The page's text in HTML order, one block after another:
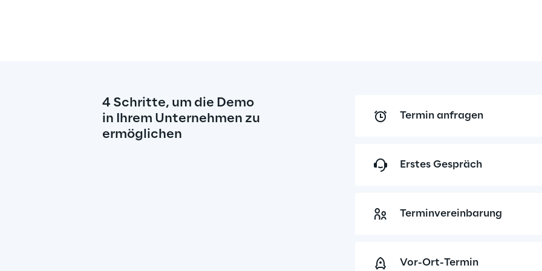
4 Schritte, um die Demo
in Ihrem Unternehmen zu
ermöglichen
Termin anfragen
Erstes Gespräch
Terminvereinbarung
Vor-Ort-Termin